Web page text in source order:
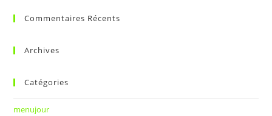
Commentaires Récents
Archives
Catégories
menujour